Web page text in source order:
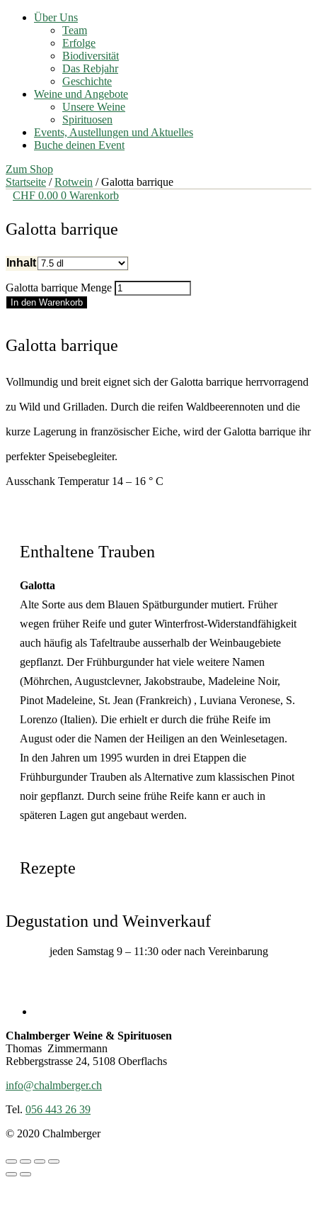
Über Uns
Team
Erfolge
Biodiversität
Das Rebjahr
Geschichte
Weine und Angebote
Unsere Weine
Spirituosen
Events, Austellungen und Aktuelles
Buche deinen Event
Zum Shop
Startseite /Rotwein / Galotta barrique
CHF 0.00 0 Warenkorb
Galotta barrique
Inhalt
Galotta barrique Menge
In den Warenkorb
Galotta barrique
Vollmundig und breit eignet sich der Galotta barrique herrvorragend
zu Wild und Grilladen. Durch die reifen Waldbeerennoten und die
kurze Lagerung in französischer Eiche, wird der Galotta barrique ihr
perfekter Speisebegleiter.
Ausschank Temperatur 14 – 16 ° C
Enthaltene Trauben
Galotta
Alte Sorte aus dem Blauen Spätburgunder mutiert. Früher
wegen früher Reife und guter Winterfrost-Widerstandfähigkeit
auch häufig als Tafeltraube ausserhalb der Weinbaugebiete
gepflanzt. Der Frühburgunder hat viele weitere Namen
(Möhrchen, Augustclevner, Jakobstraube, Madeleine Noir,
Pinot Madeleine, St. Jean (Frankreich) , Luviana Veronese, S.
Lorenzo (Italien). Die erhielt er durch die frühe Reife im
August oder die Namen der Heiligen an den Weinlesetagen.
In den Jahren um 1995 wurden in drei Etappen die
Frühburgunder Trauben als Alternative zum klassischen Pinot
noir gepflanzt. Durch seine frühe Reife kann er auch in
späteren Lagen gut angebaut werden.
Rezepte
Degustation und Weinverkauf
jeden Samstag 9 – 11:30 oder nach Vereinbarung
Chalmberger Weine & Spirituosen
Thomas Zimmermann
Rebbergstrasse 24, 5108 Oberflachs
info@chalmberger.ch
Tel. 056 443 26 39
© 2020 Chalmberger